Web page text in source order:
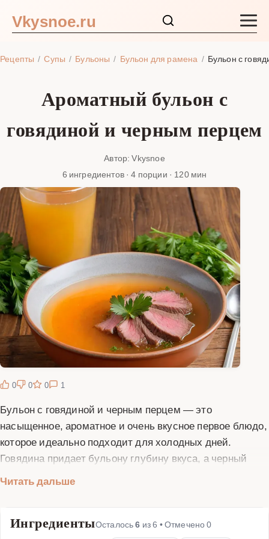
Vkysnoe.ru
Рецепты Супы Бульоны Бульон для рамена Бульон с
Ароматный бульон с
говядиной и черным перцем
Автор: Vkysnoe
6 ингредиентов · 4 порции · 120 мин
0 0 0 1
Бульон с говядиной и черным перцем — это
насыщенное, ароматное и очень вкусное первое блюдо,
которое идеально подходит для холодных дней.
Говядина придает бульону глубину вкуса, а черный
Приготовление бульона — это процесс, который
выбора качественной говядины: лучше всего подойдет
Читать дальше
ИнгредиентыОсталось6 из6 • Отмечено0